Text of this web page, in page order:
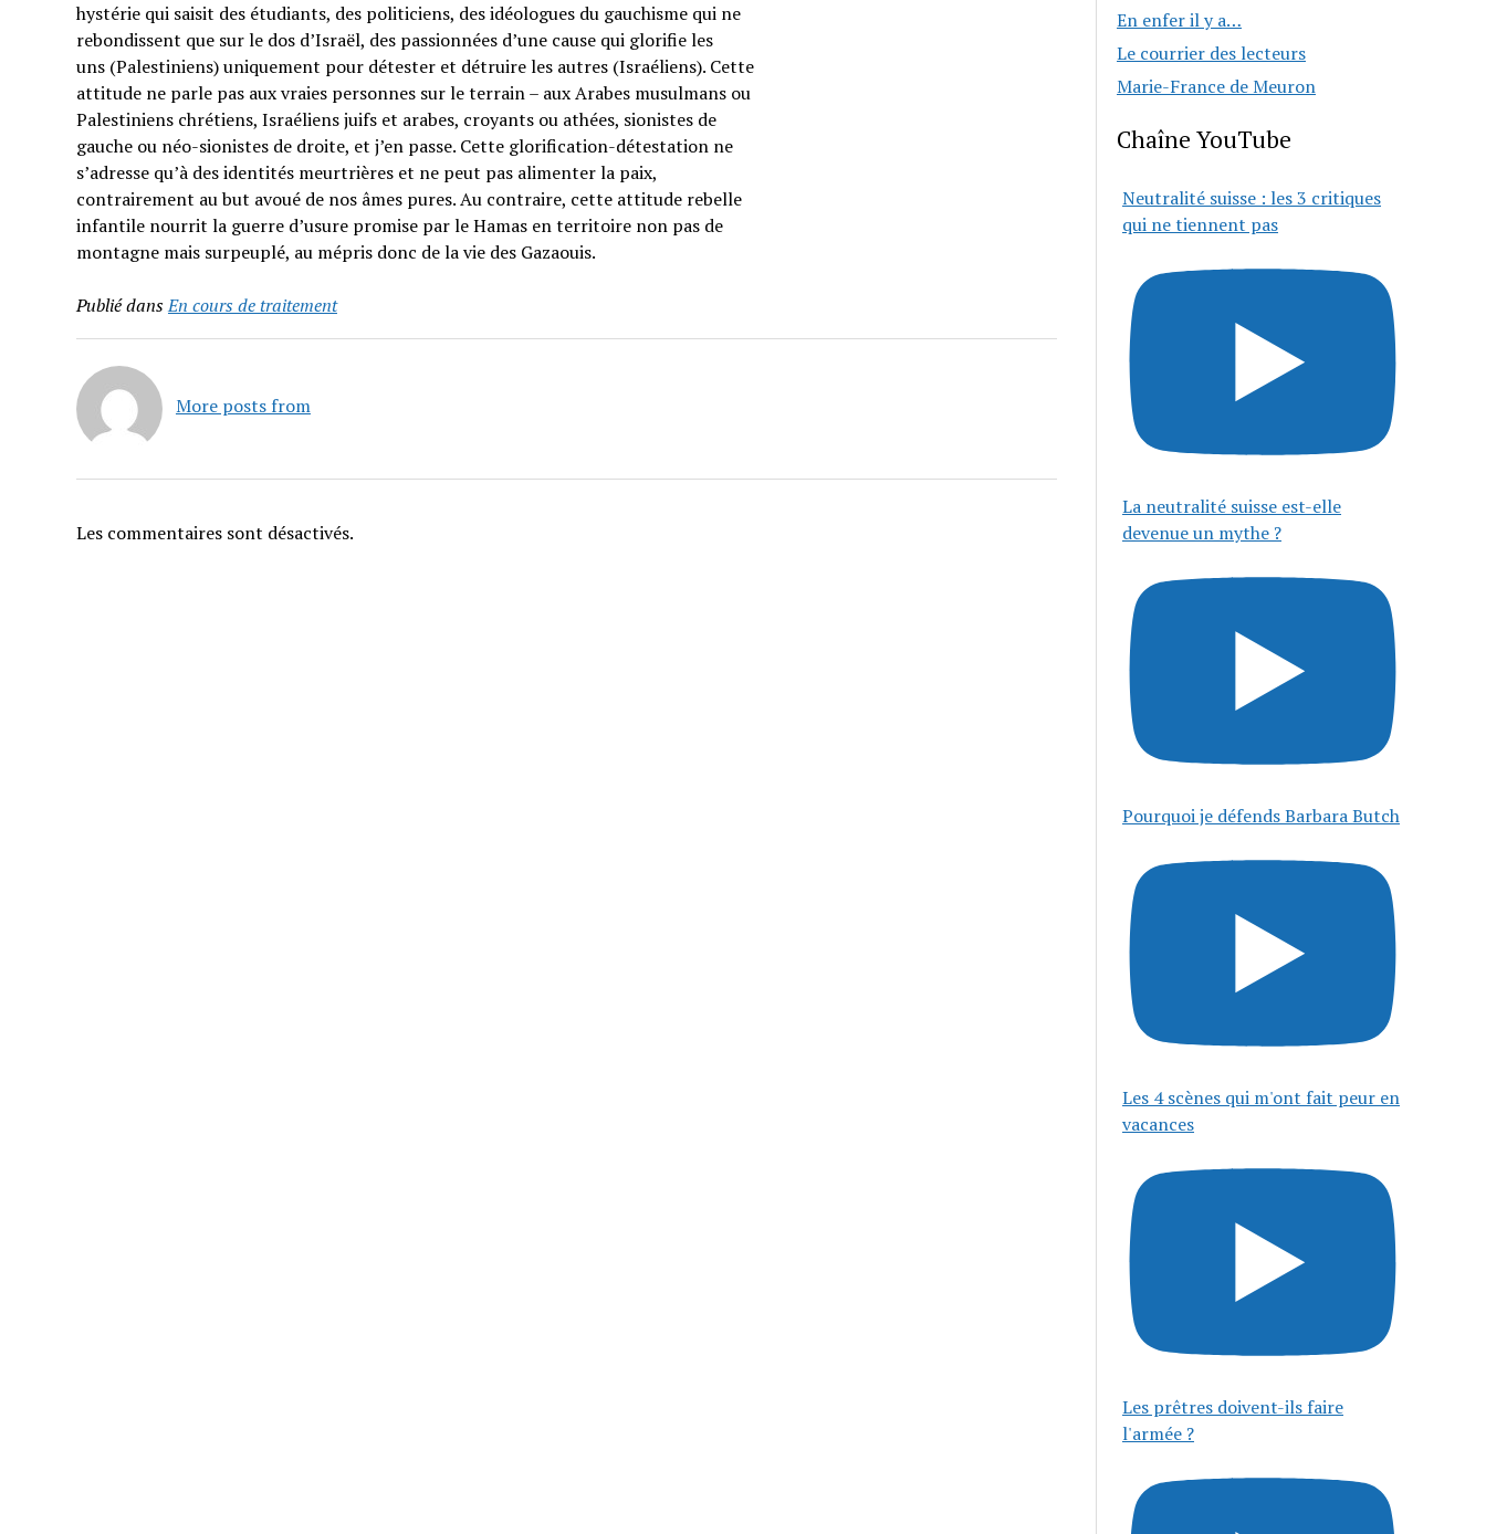
hystérie qui saisit des étudiants, des politiciens, des idéologues du gauchisme qui ne
rebondissent que sur le dos d’Israël, des passionnées d’une cause qui glorifie les
uns (Palestiniens) uniquement pour détester et détruire les autres (Israéliens). Cette
attitude ne parle pas aux vraies personnes sur le terrain – aux Arabes musulmans ou
Palestiniens chrétiens, Israéliens juifs et arabes, croyants ou athées, sionistes de
gauche ou néo-sionistes de droite, et j’en passe. Cette glorification-détestation ne
s’adresse qu’à des identités meurtrières et ne peut pas alimenter la paix,
contrairement au but avoué de nos âmes pures. Au contraire, cette attitude rebelle
infantile nourrit la guerre d’usure promise par le Hamas en territoire non pas de
montagne mais surpeuplé, au mépris donc de la vie des Gazaouis.
Publié dansEn cours de traitement
More posts from
Les commentaires sont désactivés.
En enfer il y a…
Le courrier des lecteurs
Marie-France de Meuron
Chaîne YouTube
Neutralité suisse : les 3 critiques
qui ne tiennent pas
La neutralité suisse est-elle
devenue un mythe ?
Pourquoi je défends Barbara Butch
Les 4 scènes qui m'ont fait peur en
vacances
Les prêtres doivent-ils faire
l'armée ?